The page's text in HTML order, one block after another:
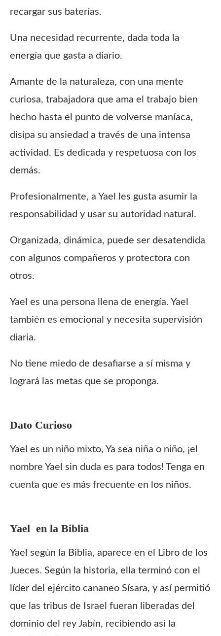
recargar sus baterías.
Una necesidad recurrente, dada toda la
energía que gasta a diario.
Amante de la naturaleza, con una mente
curiosa, trabajadora que ama el trabajo bien
hecho hasta el punto de volverse maníaca,
disipa su ansiedad a través de una intensa
actividad. Es dedicada y respetuosa con los
demás.
Profesionalmente, a Yael les gusta asumir la
responsabilidad y usar su autoridad natural.
Organizada, dinámica, puede ser desatendida
con algunos compañeros y protectora con
otros.
Yael es una persona llena de energía. Yael
también es emocional y necesita supervisión
diaria.
No tiene miedo de desafiarse a sí misma y
logrará las metas que se proponga.
Dato Curioso
Yael es un niño mixto, Ya sea niña o niño, ¡el
nombre Yael sin duda es para todos! Tenga en
cuenta que es más frecuente en los niños.
Yael en la Biblia
Yael según la Biblia, aparece en el Libro de los
Jueces. Según la historia, ella terminó con el
líder del ejército cananeo Sísara, y así permitió
que las tribus de Israel fueran liberadas del
dominio del rey Jabín, recibiendo así la